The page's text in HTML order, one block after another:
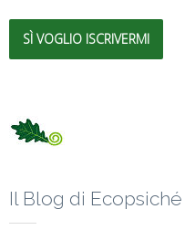
SÌ VOGLIO ISCRIVERMI
Il Blog di Ecopsiché